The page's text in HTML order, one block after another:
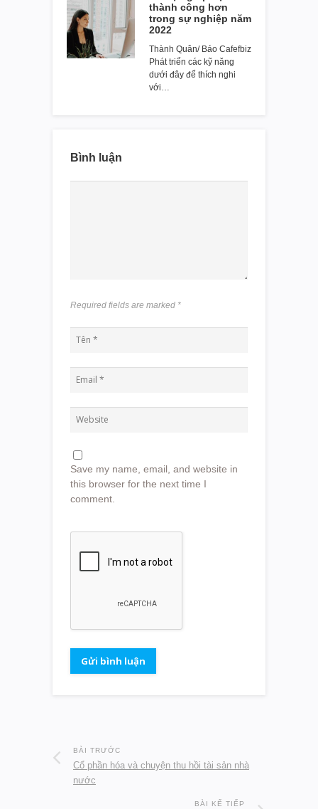
thành công hơn
trong sự nghiệp năm
2022
Thành Quân/ Báo Cafefbiz
Phát triển các kỹ năng
dưới đây để thích nghi
với…
Bình luận
Required fields are marked *
Save my name, email, and website in
this browser for the next time I
comment.
BÀI TRƯỚC
Cổ phần hóa và chuyện thu hồi tài sản nhà
nước
BÀI KẾ TIẾP